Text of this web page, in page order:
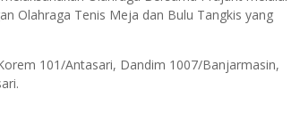
Olahraga Tenis Meja dan Bulu Tangkis yang
101/Antasari, Dandim 1007/Banjarmasin,